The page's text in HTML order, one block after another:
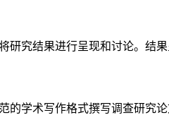
研究结果进行呈现和讨论。结
的学术写作格式撰写调查研究